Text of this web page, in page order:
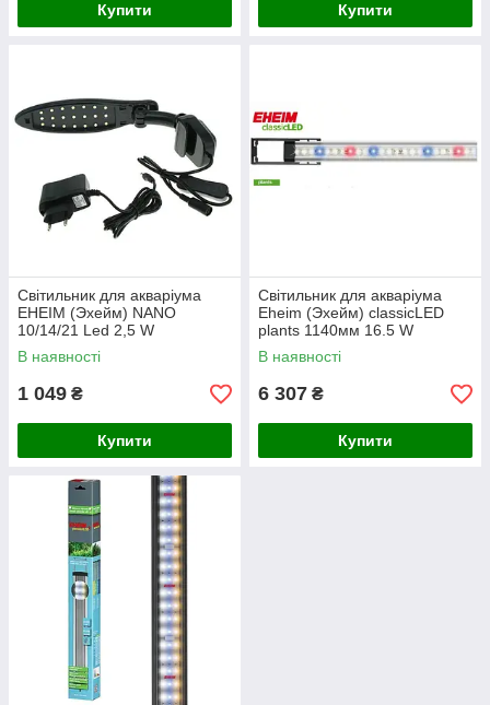
Купити Купити
Світильник для акваріума
EHEIM (Эхейм) NANO
10/14/21 Led 2,5 W
В наявності
1 049 ₴
Купити
Світильник для акваріума
Eheim (Эхейм) classicLED
plants 1140мм 16.5 W
В наявності
6 307 ₴
Купити